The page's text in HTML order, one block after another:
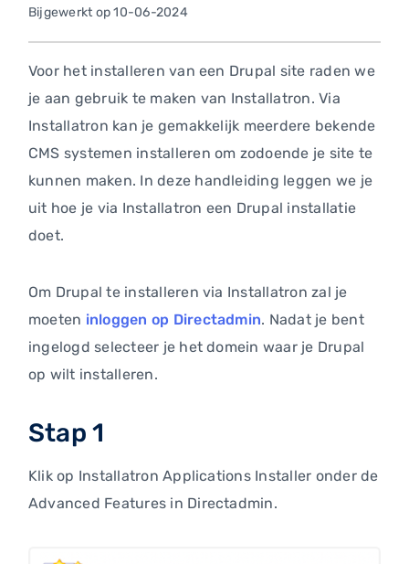
Bijgewerkt op 10-06-2024
Voor het installeren van een Drupal site raden we
je aan gebruik te maken van Installatron. Via
Installatron kan je gemakkelijk meerdere bekende
CMS systemen installeren om zodoende je site te
kunnen maken. In deze handleiding leggen we je
uit hoe je via Installatron een Drupal installatie
doet.
Om Drupal te installeren via Installatron zal je
moeten inloggen op Directadmin. Nadat je bent
ingelogd selecteer je het domein waar je Drupal
op wilt installeren.
Stap 1
Klik op Installatron Applications Installer onder de
Advanced Features in Directadmin.